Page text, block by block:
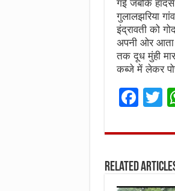
गई जबकि
गुलालझरिया
इंद्रावती को
अपनी ओर आता
तक दूध मुंही
कब्जे में लेकर
F
ce
o
T
it
r
Related